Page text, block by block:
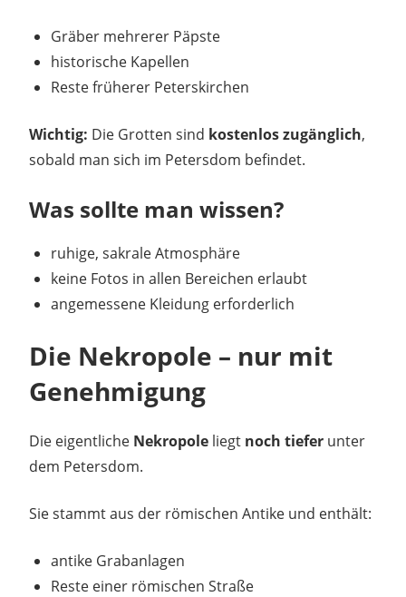
Gräber mehrerer Päpste
historische Kapellen
Reste früherer Peterskirchen
Wichtig: Die Grotten sind kostenlos zugänglich,
sobald man sich im Petersdom befindet.
Was sollte man wissen?
ruhige, sakrale Atmosphäre
keine Fotos in allen Bereichen erlaubt
angemessene Kleidung erforderlich
Die Nekropole – nur mit
Genehmigung
Die eigentliche Nekropole liegt noch tiefer unter
dem Petersdom.
Sie stammt aus der römischen Antike und enthält:
antike Grabanlagen
Reste einer römischen Straße